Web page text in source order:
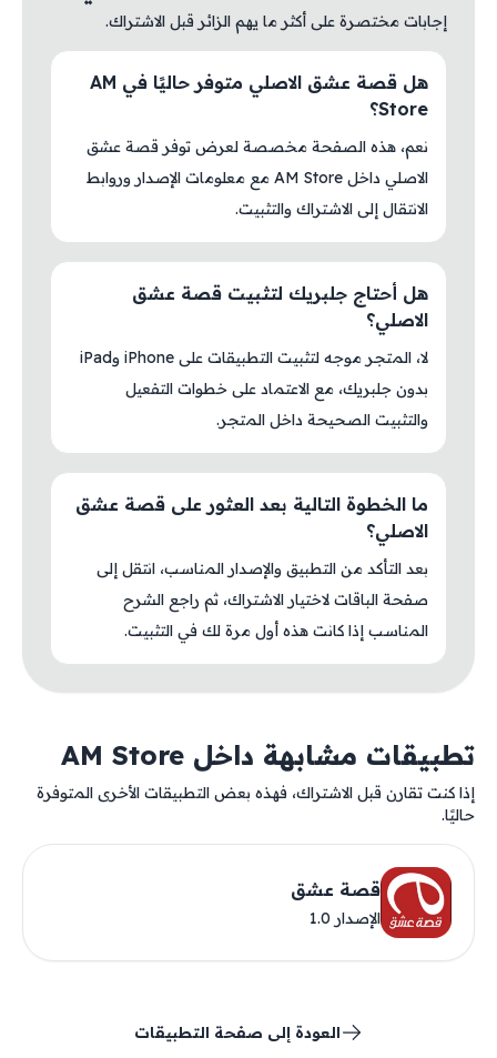
إجابات مختصرة على أكثر ما يهم الزائر قبل الاشتراك.
هل قصة عشق الاصلي متوفر حاليًا في AM
Store؟
نعم، هذه الصفحة مخصصة لعرض توفر قصة عشق
الاصلي داخل AM Store مع معلومات الإصدار وروابط
الانتقال إلى الاشتراك والتثبيت.
هل أحتاج جلبريك لتثبيت قصة عشق
الاصلي؟
لا، المتجر موجه لتثبيت التطبيقات على iPhone وiPad
بدون جلبريك، مع الاعتماد على خطوات التفعيل
والتثبيت الصحيحة داخل المتجر.
ما الخطوة التالية بعد العثور على قصة عشق
الاصلي؟
بعد التأكد من التطبيق والإصدار المناسب، انتقل إلى
صفحة الباقات لاختيار الاشتراك، ثم راجع الشرح
المناسب إذا كانت هذه أول مرة لك في التثبيت.
تطبيقات مشابهة داخل AM Store
إذا كنت تقارن قبل الاشتراك، فهذه بعض التطبيقات الأخرى المتوفرة
حاليًا.
قصة عشق
الإصدار 1.0
العودة إلى صفحة التطبيقات